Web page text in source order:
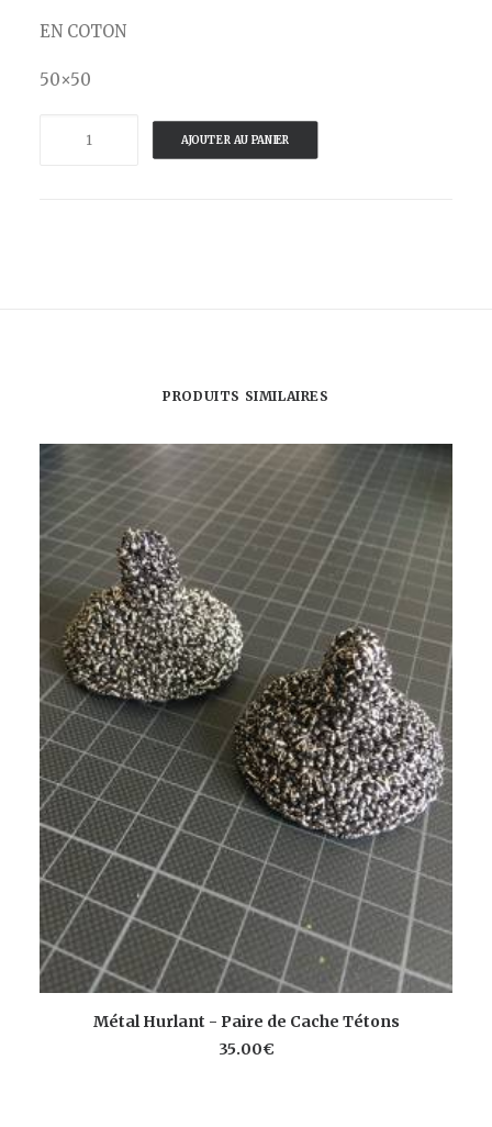
EN COTON
50×50
AJOUTER AU PANIER
PRODUITS SIMILAIRES
AJOUTER AU PANIER
Métal Hurlant - Paire de Cache Tétons
35.00€